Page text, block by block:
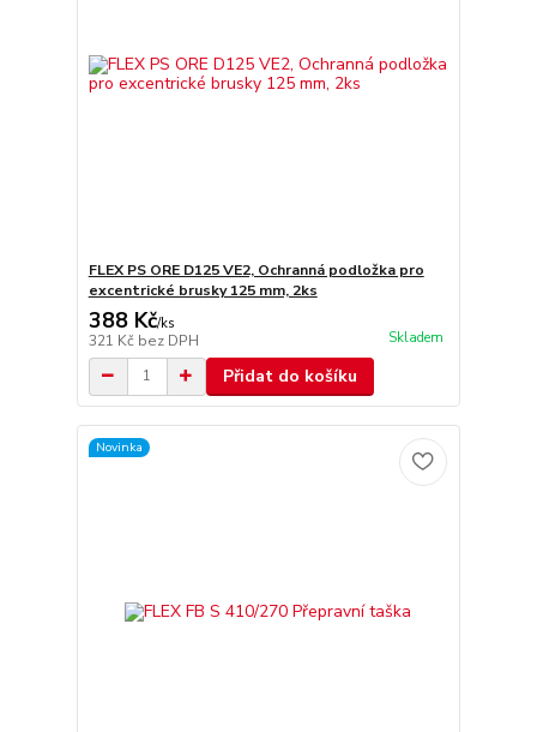
FLEX PS ORE D125 VE2, Ochranná podložka pro
excentrické brusky 125 mm, 2ks
388 Kč/ks
321 Kč bez DPH Skladem
Přidat do košíku
Novinka